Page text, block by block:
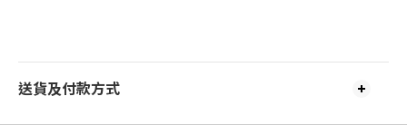
送貨及付款方式